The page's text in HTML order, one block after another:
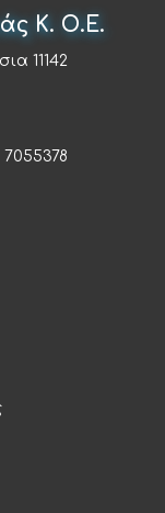
Κ. Ο.Ε.
11142
7055378